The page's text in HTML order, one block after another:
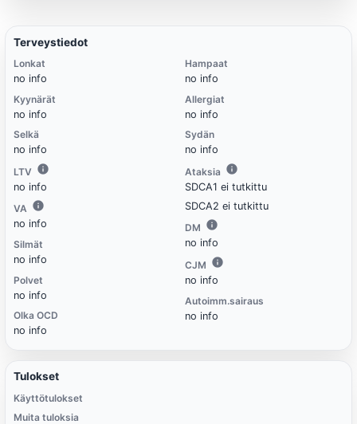
Terveystiedot
Lonkat
no info
Kyynärät
no info
Selkä
no info
LTV
no info
VA
no info
Silmät
no info
Polvet
no info
Olka OCD
no info
Hampaat
no info
Allergiat
no info
Sydän
no info
Ataksia
SDCA1 ei tutkittu
SDCA2 ei tutkittu
DM
no info
CJM
no info
Autoimm.sairaus
no info
Tulokset
Käyttötulokset
Muita tuloksia